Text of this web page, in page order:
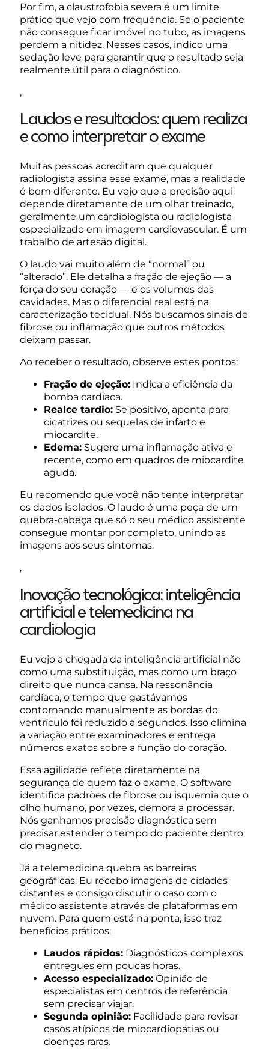
Por fim, a claustrofobia severa é um limite
prático que vejo com frequência. Se o paciente
não consegue ficar imóvel no tubo, as imagens
perdem a nitidez. Nesses casos, indico uma
sedação leve para garantir que o resultado seja
realmente útil para o diagnóstico.
,
Laudos e resultados: quem realiza
e como interpretar o exame
Muitas pessoas acreditam que qualquer
radiologista assina esse exame, mas a realidade
é bem diferente. Eu vejo que a precisão aqui
depende diretamente de um olhar treinado,
geralmente um cardiologista ou radiologista
especializado em imagem cardiovascular. É um
trabalho de artesão digital.
O laudo vai muito além de “normal” ou
“alterado”. Ele detalha a fração de ejeção — a
força do seu coração — e os volumes das
cavidades. Mas o diferencial real está na
caracterização tecidual. Nós buscamos sinais de
fibrose ou inflamação que outros métodos
deixam passar.
Ao receber o resultado, observe estes pontos:
Fração de ejeção: Indica a eficiência da
bomba cardíaca.
Realce tardio: Se positivo, aponta para
cicatrizes ou sequelas de infarto e
miocardite.
Edema: Sugere uma inflamação ativa e
recente, como em quadros de miocardite
aguda.
Eu recomendo que você não tente interpretar
os dados isolados. O laudo é uma peça de um
quebra-cabeça que só o seu médico assistente
consegue montar por completo, unindo as
imagens aos seus sintomas.
,
Inovação tecnológica: inteligência
artificial e telemedicina na
cardiologia
Eu vejo a chegada da inteligência artificial não
como uma substituição, mas como um braço
direito que nunca cansa. Na ressonância
cardíaca, o tempo que gastávamos
contornando manualmente as bordas do
ventrículo foi reduzido a segundos. Isso elimina
a variação entre examinadores e entrega
números exatos sobre a função do coração.
Essa agilidade reflete diretamente na
segurança de quem faz o exame. O software
identifica padrões de fibrose ou isquemia que o
olho humano, por vezes, demora a processar.
Nós ganhamos precisão diagnóstica sem
precisar estender o tempo do paciente dentro
do magneto.
Já a telemedicina quebra as barreiras
geográficas. Eu recebo imagens de cidades
distantes e consigo discutir o caso com o
médico assistente através de plataformas em
nuvem. Para quem está na ponta, isso traz
benefícios práticos:
Laudos rápidos: Diagnósticos complexos
entregues em poucas horas.
Acesso especializado: Opinião de
especialistas em centros de referência
sem precisar viajar.
Segunda opinião: Facilidade para revisar
casos atípicos de miocardiopatias ou
doenças raras.